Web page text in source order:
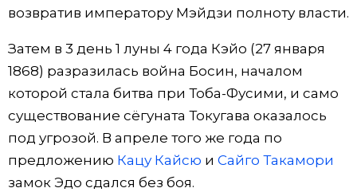
возвратив императору Мэйдзи полноту власти.
Затем в 3 день 1 луны 4 года Кэйо (27 января
1868) разразилась война Босин, началом
которой стала битва при Тоба-Фусими, и само
существование сёгуната Токугава оказалось
под угрозой. В апреле того же года по
предложению Кацу Кайсю и Сайго Такамори
замок Эдо сдался без боя.